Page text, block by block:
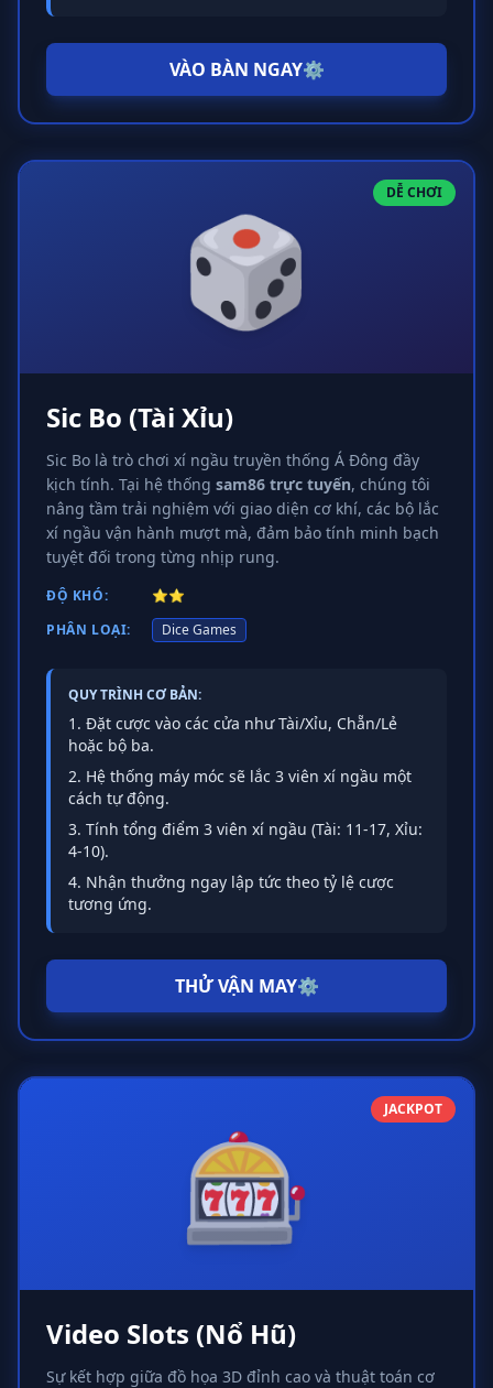
VÀO BÀN NGAY⚙️
🎲
DỄ CHƠI
Sic Bo (Tài Xỉu)
Sic Bo là trò chơi xí ngầu truyền thống Á Đông đầy
kịch tính. Tại hệ thống sam86 trực tuyến, chúng tôi
nâng tầm trải nghiệm với giao diện cơ khí, các bộ lắc
xí ngầu vận hành mượt mà, đảm bảo tính minh bạch
tuyệt đối trong từng nhịp rung.
ĐỘ KHÓ:
⭐⭐
PHÂN LOẠI:
Dice Games
QUY TRÌNH CƠ BẢN:
Đặt cược vào các cửa như Tài/Xỉu, Chẵn/Lẻ
hoặc bộ ba.
Hệ thống máy móc sẽ lắc 3 viên xí ngầu một
cách tự động.
Tính tổng điểm 3 viên xí ngầu (Tài: 11-17, Xỉu:
4-10).
Nhận thưởng ngay lập tức theo tỷ lệ cược
tương ứng.
THỬ VẬN MAY⚙️
🎰
JACKPOT
Video Slots (Nổ Hũ)
Sự kết hợp giữa đồ họa 3D đỉnh cao và thuật toán cơ